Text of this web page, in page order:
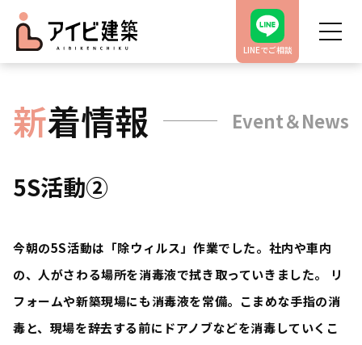
LINEでご相談
新着情報 Event＆News
5S活動②
今朝の5S活動は「除ウィルス」作業でした。社内や車内
の、人がさわる場所を消毒液で拭き取っていきました。 リ
フォームや新築現場にも消毒液を常備。こまめな手指の消
毒と、現場を辞去する前にドアノブなどを消毒していくこ